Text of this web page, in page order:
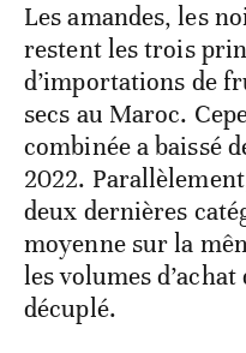
Les amandes, les
restent les trois
d’importations de
secs au Maroc.
combinée a baissé
2022.
deux dernières
moyenne sur la
les volumes
décuplé.